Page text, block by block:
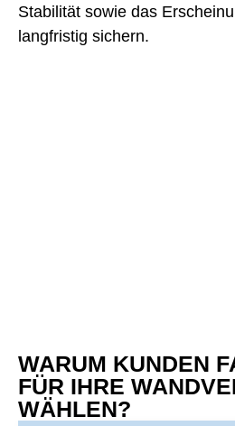
Stabilität sowie das
langfristig sichern.
WARUM KUNDEN
FÜR IHRE
WÄHLEN?